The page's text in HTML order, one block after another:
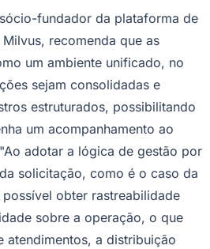
fundador da plataforma de
recomenda que as
um ambiente unificado, no
sejam consolidadas e
estruturados, possibilitando
um acompanhamento ao
adotar a lógica de gestão por
solicitação, como é o caso da
obter rastreabilidade
sobre a operação, o que
a distribuição